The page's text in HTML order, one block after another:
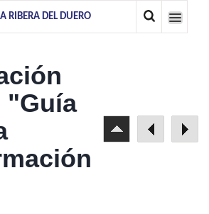
RIBERA DEL DUERO
"Guía